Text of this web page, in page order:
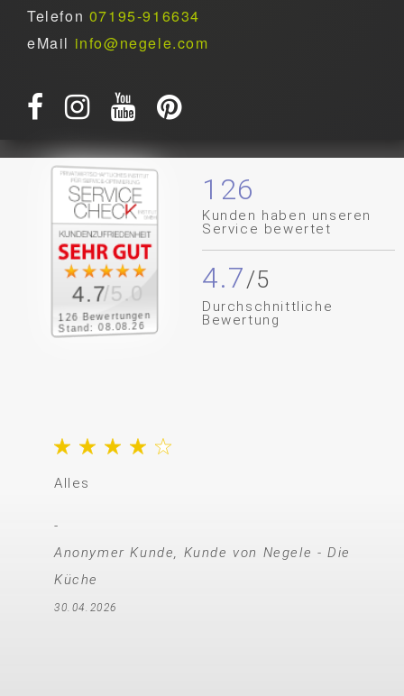
Telefon 07195-916634
eMail info@negele.com
126 Bewertungen
Stand: 08.08.26
4.7/5.0
126
Kunden haben unseren
Service bewertet
4.7
Durchschnittliche
Bewertung
Küchenbauer